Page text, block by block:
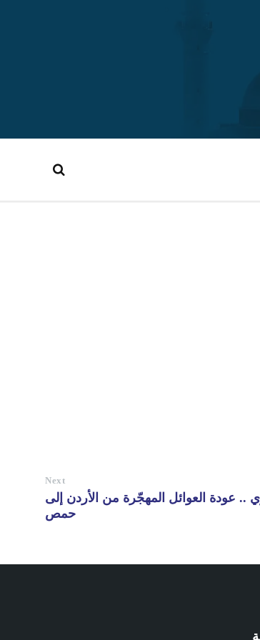
Next
.. عودة العوائل المهجّرة من الأردن إلى
حمص